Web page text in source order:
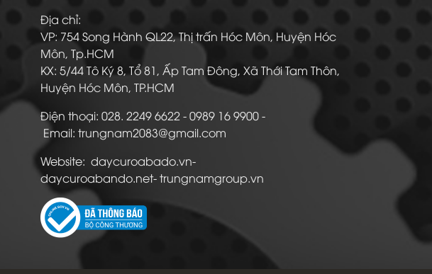
Địa chỉ:
VP: 754 Song Hành QL22, Thị trấn Hóc Môn, Huyện Hóc
Môn, Tp.HCM
KX: 5/44 Tô Ký 8, Tổ 81, Ấp Tam Đông, Xã Thới Tam Thôn,
Huyện Hóc Môn, TP.HCM
Điện thoại: 028. 2249 6622 - 0989 16 9900 -
Email: trungnam2083@gmail.com
Website: daycuroabado.vn-
daycuroabando.net- trungnamgroup.vn